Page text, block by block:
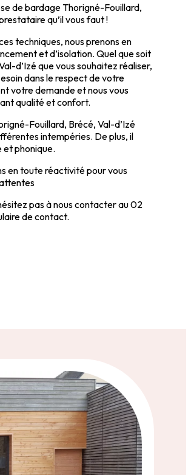
de bardage Thorigné-Fouillard,
qu’il vous faut !
techniques, nous prenons en
et d’isolation. Quel que soit
d’Izé que vous souhaitez réaliser,
dans le respect de votre
votre demande et nous vous
qualité et confort.
Fouillard, Brécé, Val-d’Izé
intempéries. De plus, il
et phonique.
en toute réactivité pour vous
pas à nous contacter au 02
de contact.